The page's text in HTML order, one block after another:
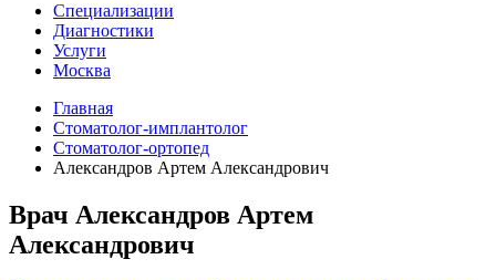
Специализации
Диагностики
Услуги
Москва
Главная
Стоматолог-имплантолог
Стоматолог-ортопед
Александров Артем Александрович
Врач Александров Артем
Александрович